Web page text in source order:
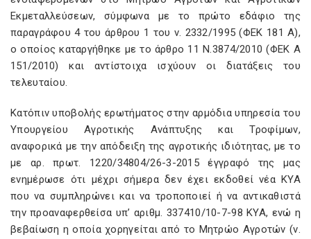
Εκμεταλλεύσεων, σύμφωνα με το πρώτο εδάφιο της
παραγράφου 4 του άρθρου 1 του ν. 2332/1995 (ΦΕΚ 181 Α),
ο οποίος καταργήθηκε με το άρθρο 11 Ν.3874/2010 (ΦΕΚ Α
151/2010) και αντίστοιχα ισχύουν οι διατάξεις του
τελευταίου.
Κατόπιν υποβολής ερωτήματος στην αρμόδια υπηρεσία του
Υπουργείου Αγροτικής Ανάπτυξης και Τροφίμων,
αναφορικά με την απόδειξη της αγροτικής ιδιότητας, με το
με αρ. πρωτ. 1220/34804/26-3-2015 έγγραφό της μας
ενημέρωσε ότι μέχρι σήμερα δεν έχει εκδοθεί νέα ΚΥΑ
που να συμπληρώνει και να τροποποιεί ή να αντικαθιστά
την προαναφερθείσα υπ’ αριθμ. 337410/10-7-98 ΚΥΑ, ενώ η
βεβαίωση η οποία χορηγείται από το Μητρώο Αγροτών (ν.